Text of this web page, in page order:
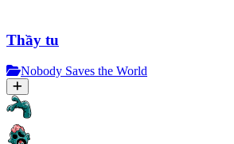
Thầy tu
Nobody Saves the World